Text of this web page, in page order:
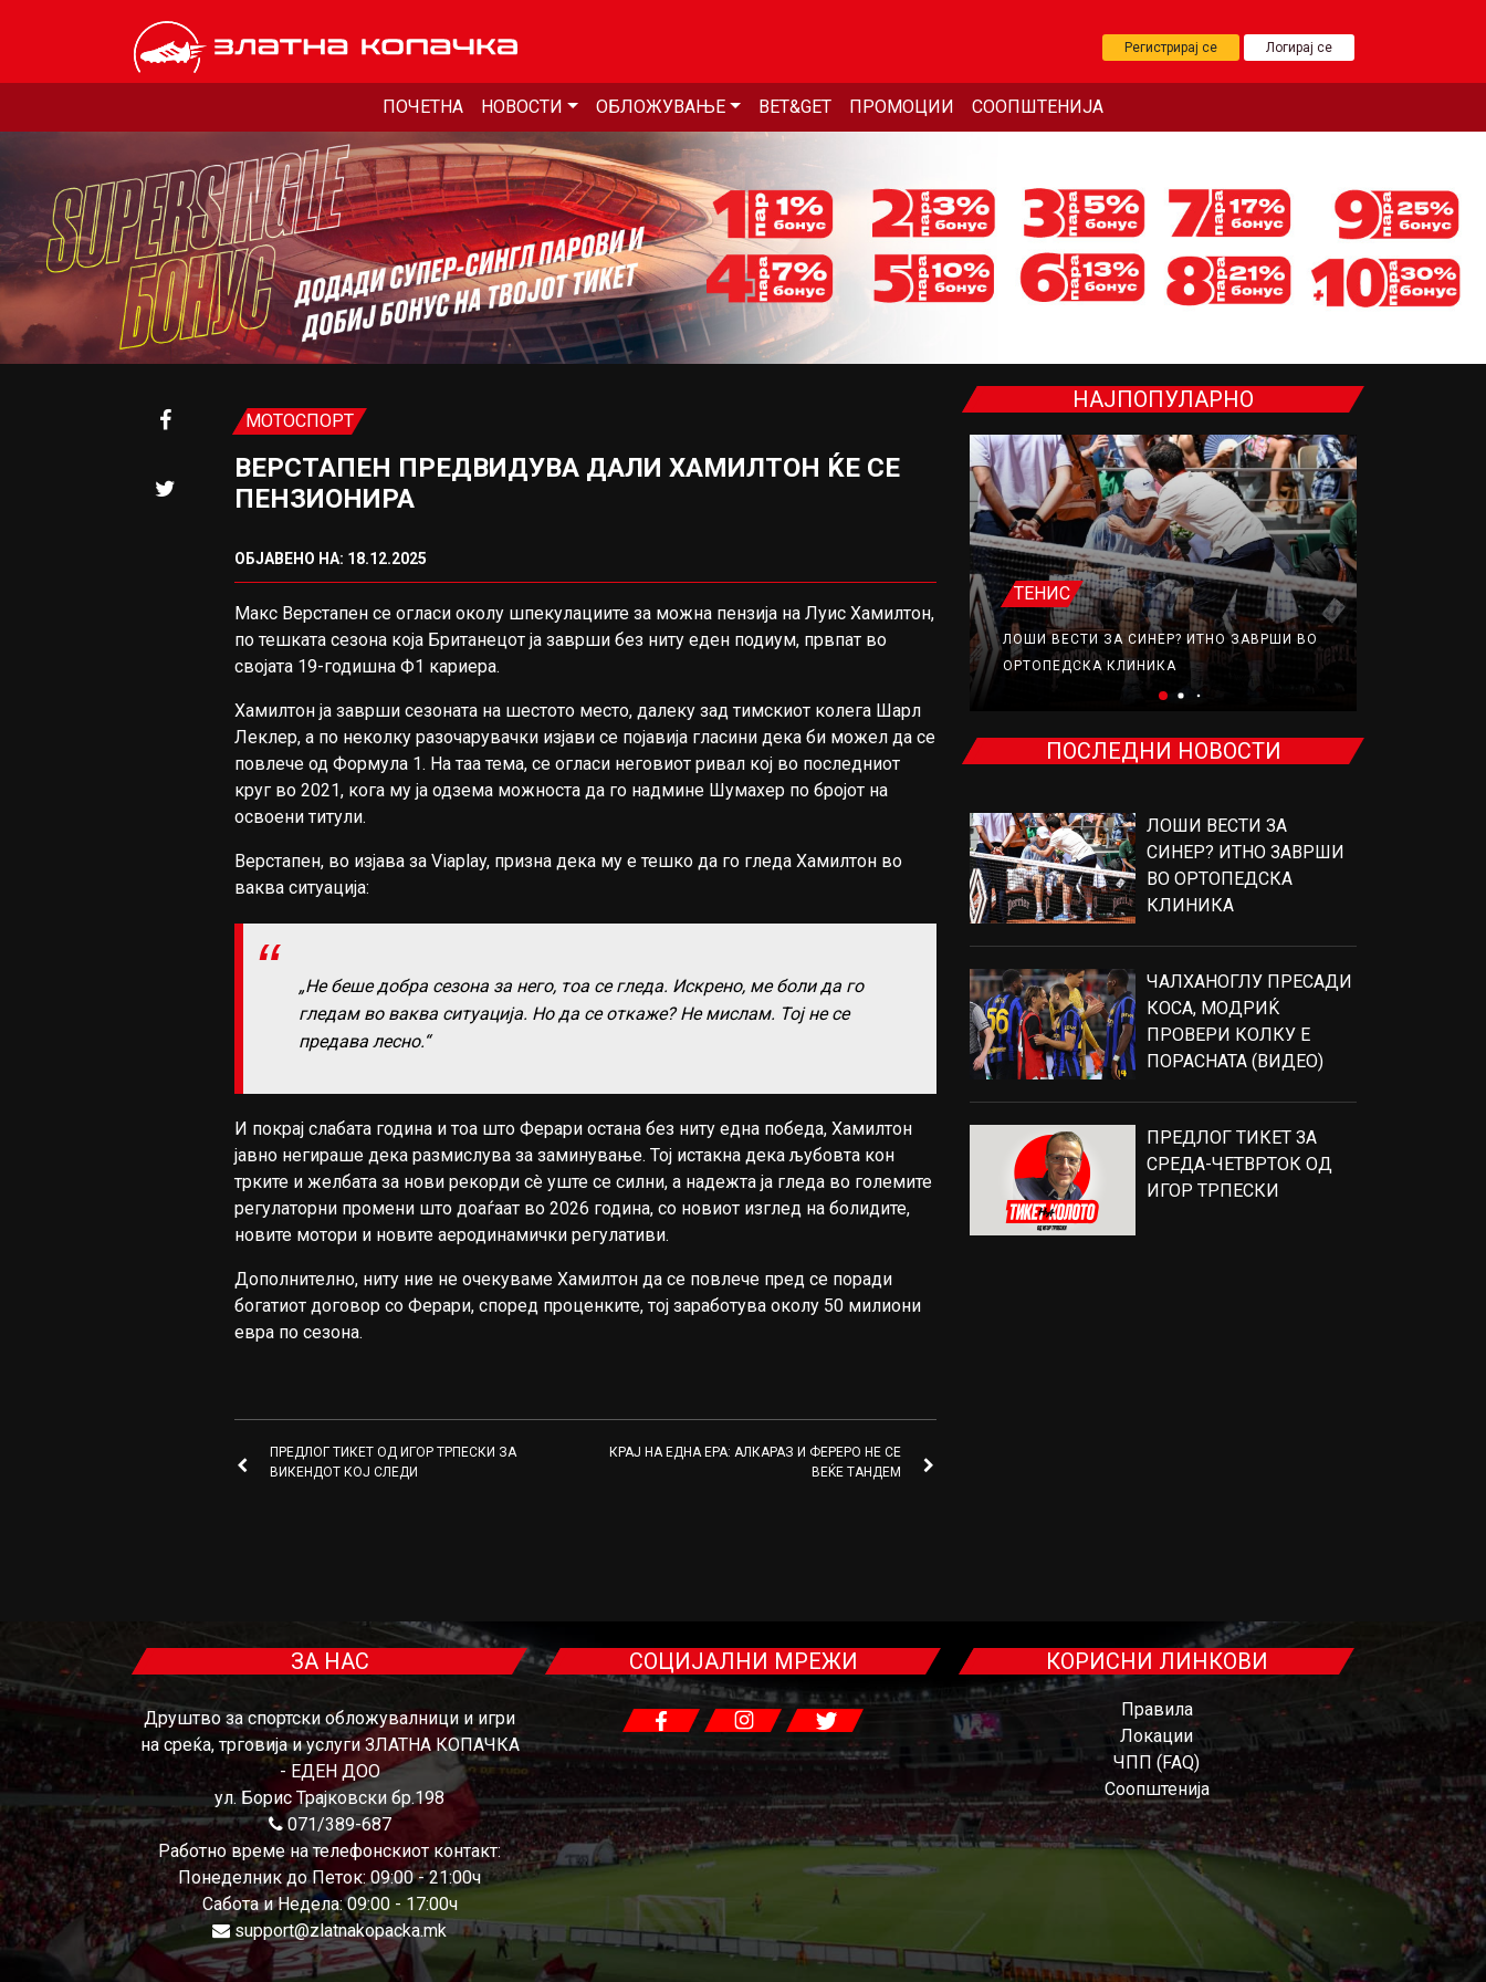
Регистрирај се Логирај се
ПОЧЕТНА НОВОСТИ ОБЛОЖУВАЊЕ BET&GET ПРОМОЦИИ СООПШТЕНИЈА
МОТОСПОРТ
ВЕРСТАПЕН ПРЕДВИДУВА ДАЛИ ХАМИЛТОН ЌЕ СЕ
ПЕНЗИОНИРА
ОБЈАВЕНО НА: 18.12.2025
Макс Верстапен се огласи околу шпекулациите за можна пензија на Луис Хамилтон,
по тешката сезона која Британецот ја заврши без ниту еден подиум, првпат во
својата 19-годишна Ф1 кариера.
Хамилтон ја заврши сезоната на шестото место, далеку зад тимскиот колега Шарл
Леклер, а по неколку разочарувачки изјави се појавија гласини дека би можел да се
повлече од Формула 1. На таа тема, се огласи неговиот ривал кој во последниот
круг во 2021, кога му ја одзема можноста да го надмине Шумахер по бројот на
освоени титули.
Верстапен, во изјава за Viaplay, призна дека му е тешко да го гледа Хамилтон во
ваква ситуација:
„Не беше добра сезона за него, тоа се гледа. Искрено, ме боли да го
гледам во ваква ситуација. Но да се откаже? Не мислам. Тој не се
предава лесно.“
И покрај слабата година и тоа што Ферари остана без ниту една победа, Хамилтон
јавно негираше дека размислува за заминување. Тој истакна дека љубовта кон
трките и желбата за нови рекорди сè уште се силни, а надежта ја гледа во големите
регулаторни промени што доаѓаат во 2026 година, со новиот изглед на болидите,
новите мотори и новите аеродинамички регулативи.
Дополнително, ниту ние не очекуваме Хамилтон да се повлече пред се поради
богатиот договор со Ферари, според проценките, тој заработува околу 50 милиони
евра по сезона.
ПРЕДЛОГ ТИКЕТ ОД ИГОР ТРПЕСКИ ЗА
ВИКЕНДОТ КОЈ СЛЕДИ
КРАЈ НА ЕДНА ЕРА: АЛКАРАЗ И ФЕРЕРО НЕ СЕ
ВЕЌЕ ТАНДЕМ
НАЈПОПУЛАРНО
ПРЕДЛОГ ТИКЕТ ЗА СРЕДА-ЧЕТВРТОК ОД
ТЕНИС
ЛОШИ ВЕСТИ ЗА СИНЕР? ИТНО ЗАВРШИ ВО
ОРТОПЕДСКА КЛИНИКА
ПОСЛЕДНИ НОВОСТИ
ЛОШИ ВЕСТИ ЗА
СИНЕР? ИТНО ЗАВРШИ
ВО ОРТОПЕДСКА
КЛИНИКА
ЧАЛХАНОГЛУ ПРЕСАДИ
КОСА, МОДРИЌ
ПРОВЕРИ КОЛКУ Е
ПОРАСНАТА (ВИДЕО)
ПРЕДЛОГ ТИКЕТ ЗА
СРЕДА-ЧЕТВРТОК ОД
ИГОР ТРПЕСКИ
ЗА НАС
Друштво за спортски обложувалници и игри
на среќа, трговија и услуги ЗЛАТНА КОПАЧКА
- ЕДЕН ДОО
ул. Борис Трајковски бр.198
071/389-687
Работно време на телефонскиот контакт:
Понеделник до Петок: 09:00 - 21:00ч
Сабота и Недела: 09:00 - 17:00ч
support@zlatnakopacka.mk
СОЦИЈАЛНИ МРЕЖИ КОРИСНИ ЛИНКОВИ
Правила
Локации
ЧПП (FAQ)
Соопштенија